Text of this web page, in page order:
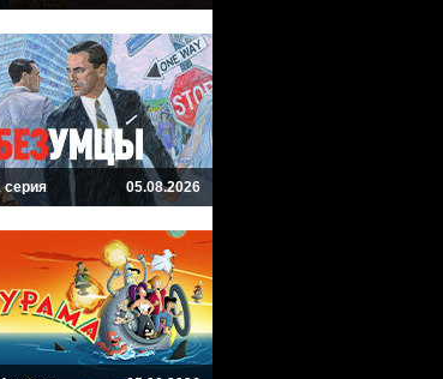
серия 05.08.2026